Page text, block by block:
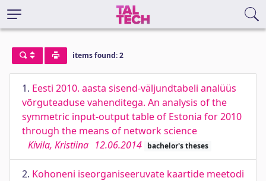
items found: 2
1. Eesti 2010. aasta sisend-väljundtabeli analüüs
võrguteaduse vahenditega. An analysis of the
symmetric input-output table of Estonia for 2010
through the means of network science
Kivila, Kristiina 12.06.2014 bachelor's theses
2. Kohoneni iseorganiseeruvate kaartide meetodi